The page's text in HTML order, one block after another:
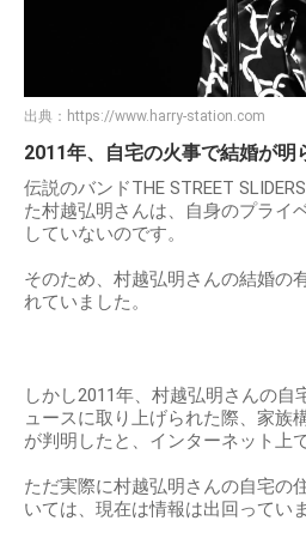
出典： https://www.harry-station.com
2011年、自宅の火事で結婚が明
伝説のバンドTHE STREET
た村越弘明さんは、自身のプライ
していないのです。
そのため、村越弘明さんの結婚の
れていました。
しかし2011年、村越弘明さんの自
ュースに取り上げられた際、家族
が判明したと、インターネット上
ただ実際に村越弘明さんの自宅の
いては、現在は情報は出回ってい